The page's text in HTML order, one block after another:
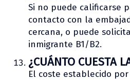
Si no puede calificarse
contacto con la
cercana, o puede
inmigrante B1/B2.
¿CUÁNTO CUESTA
El coste establecido